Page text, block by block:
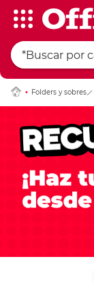
Folders y sobres